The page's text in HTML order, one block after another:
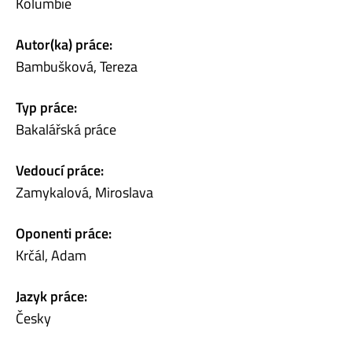
Autor(ka) práce:
Bambušková, Tereza
Typ práce:
Bakalářská práce
Vedoucí práce:
Zamykalová, Miroslava
Oponenti práce:
Krčál, Adam
Jazyk práce:
Česky